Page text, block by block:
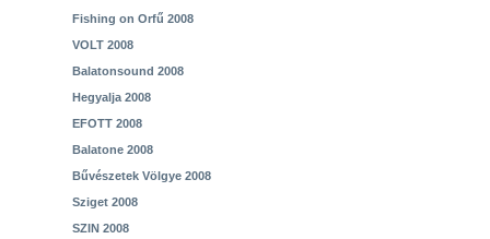
Fishing on Orfű 2008
VOLT 2008
Balatonsound 2008
Hegyalja 2008
EFOTT 2008
Balatone 2008
Bűvészetek Völgye 2008
Sziget 2008
SZIN 2008